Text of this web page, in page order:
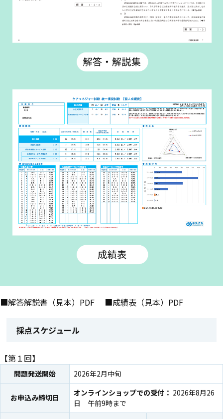
■解答解説書（見本）PDF ■成績表（見本）PDF
採点スケジュール
【第１回】
問題発送開始 2026年2月中旬
お申込み締切日 オンラインショップでの受付： 2026年8月26
日 午前9時まで